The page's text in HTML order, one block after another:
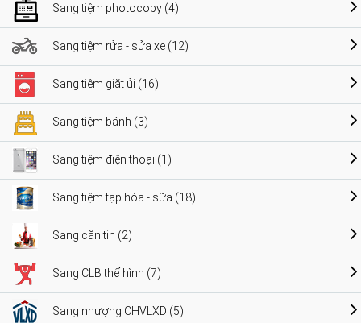
Sang tiệm photocopy (4)
Sang tiệm rửa - sửa xe (12)
Sang tiệm giặt ủi (16)
Sang tiệm bánh (3)
Sang tiệm điện thoại (1)
Sang tiệm tạp hóa - sữa (18)
Sang căn tin (2)
Sang CLB thể hình (7)
Sang nhượng CHVLXD (5)